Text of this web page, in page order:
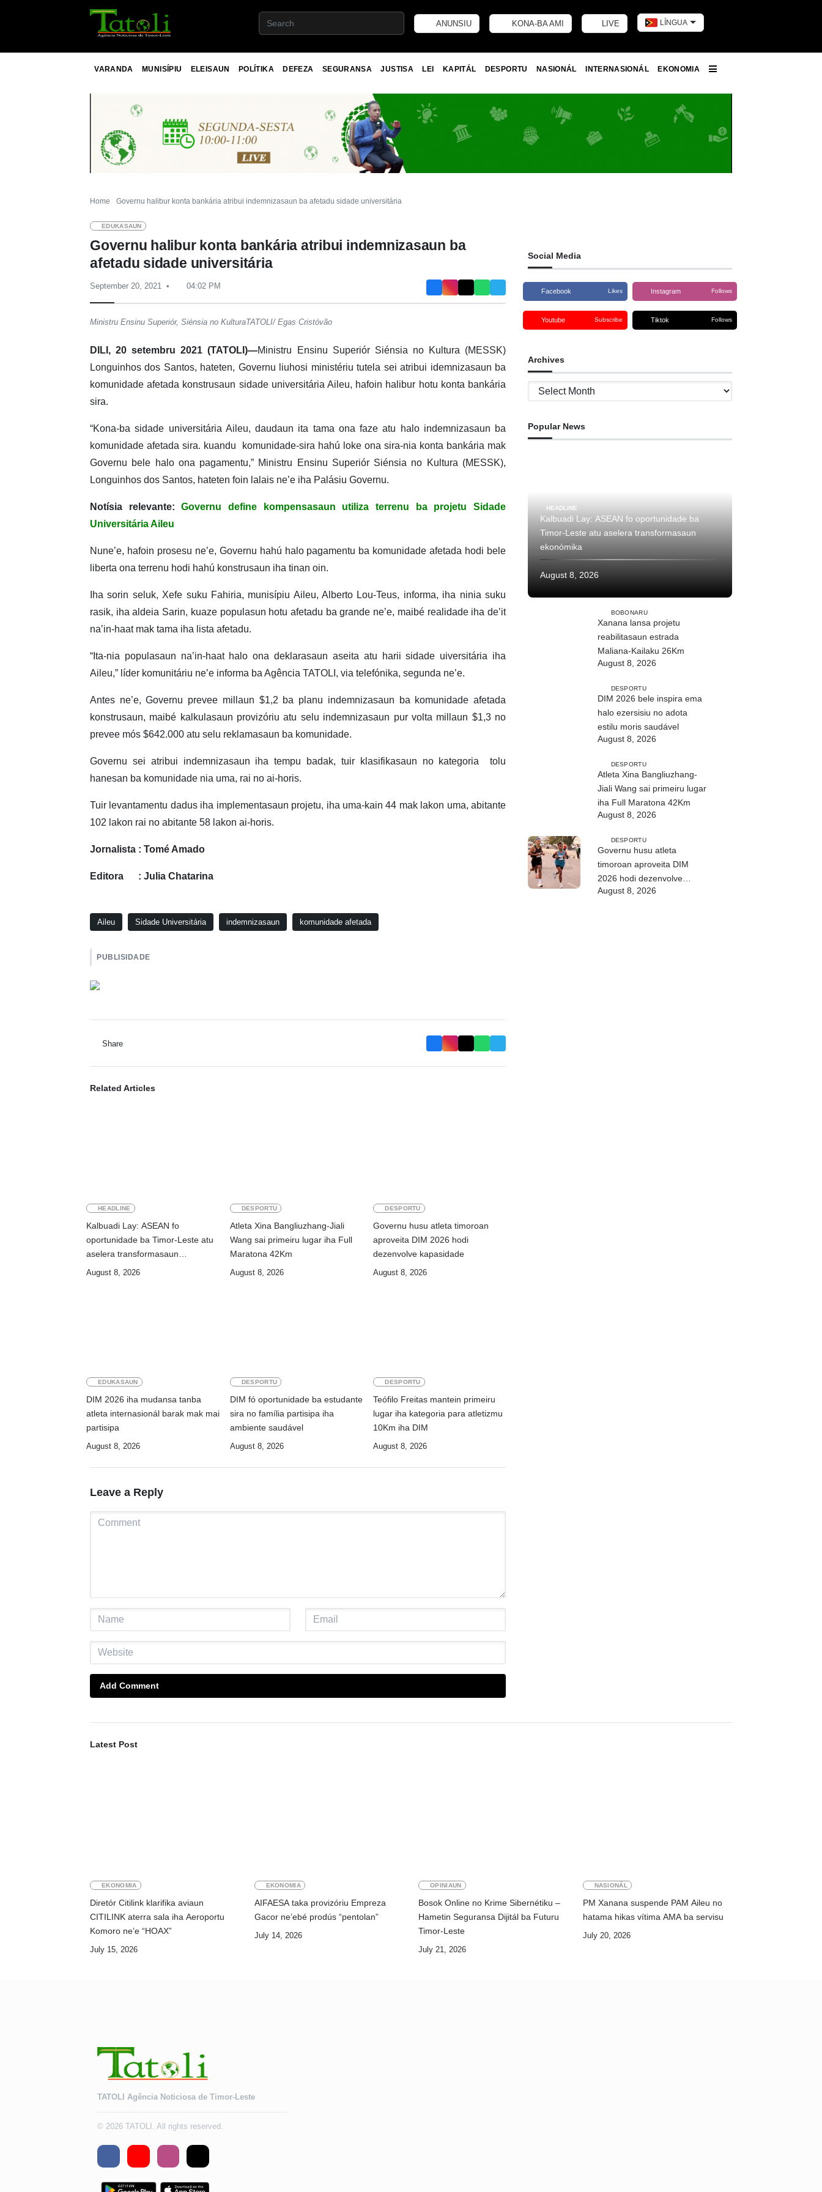
ANUNSIU KONA-BA AMI LIVE LÍNGUA
VARANDA MUNISÍPIU ELEISAUN POLÍTIKA DEFEZA SEGURANSA JUSTISA LEI KAPITÁL DESPORTU NASIONÁL INTERNASIONÁL
EKONOMIA
Home Governu halibur konta bankária atribui indemnizasaun ba afetadu sidade universitária
EDUKASAUN
Governu halibur konta bankária atribui indemnizasaun ba
afetadu sidade universitária
September 20, 2021 04:02 PM
Ministru Ensinu Superiór, Siénsia no KulturaTATOLI/ Egas Cristóvão
DILI, 20 setembru 2021 (TATOLI)—Ministru Ensinu Superiór Siénsia no Kultura (MESSK)
Longuinhos dos Santos, hateten, Governu liuhosi ministériu tutela sei atribui idemnizasaun ba
komunidade afetada konstrusaun sidade universitária Aileu, hafoin halibur hotu konta bankária
sira.
“Kona-ba sidade universitária Aileu, daudaun ita tama ona faze atu halo indemnizasaun ba
komunidade afetada sira. kuandu komunidade-sira hahú loke ona sira-nia konta bankária mak
Governu bele halo ona pagamentu,” Ministru Ensinu Superiór Siénsia no Kultura (MESSK),
Longuinhos dos Santos, hateten foin lalais ne’e iha Palásiu Governu.
Notísia relevante:Governu define kompensasaun utiliza terrenu ba projetu Sidade
Universitária Aileu
Nune’e, hafoin prosesu ne’e, Governu hahú halo pagamentu ba komunidade afetada hodi bele
liberta ona terrenu hodi hahú konstrusaun iha tinan oin.
Iha sorin seluk, Xefe suku Fahiria, munisípiu Aileu, Alberto Lou-Teus, informa, iha ninia suku
rasik, iha aldeia Sarin, kuaze populasun hotu afetadu ba grande ne’e, maibé realidade iha de’it
na’in-haat mak tama iha lista afetadu.
“Ita-nia populasaun na’in-haat halo ona deklarasaun aseita atu harii sidade uiversitária iha
Aileu,” líder komunitáriu ne’e informa ba Agência TATOLI, via telefónika, segunda ne’e.
Antes ne’e, Governu prevee millaun $1,2 ba planu indemnizasaun ba komunidade afetada
konstrusaun, maibé kalkulasaun provizóriu atu selu indemnizasaun pur volta millaun $1,3 no
prevee mós $642.000 atu selu reklamasaun ba komunidade.
Governu sei atribui indemnizasaun iha tempu badak, tuir klasifikasaun no kategoria tolu
hanesan ba komunidade nia uma, rai no ai-horis.
Tuir levantamentu dadus iha implementasaun projetu, iha uma-kain 44 mak lakon uma, abitante
102 lakon rai no abitante 58 lakon ai-horis.
Jornalista : Tomé Amado
Editora : Julia Chatarina
Aileu Sidade Universitária indemnizasaun komunidade afetada
PUBLISIDADE
Share
Related Articles
HEADLINE
Kalbuadi Lay: ASEAN fo
oportunidade ba Timor-Leste atu
aselera transformasaun
ekonómika
August 8, 2026
DESPORTU
Atleta Xina Bangliuzhang-Jiali
Wang sai primeiru lugar iha Full
Maratona 42Km
August 8, 2026
DESPORTU
Governu husu atleta timoroan
aproveita DIM 2026 hodi
dezenvolve kapasidade
August 8, 2026
EDUKASAUN
DIM 2026 iha mudansa tanba
atleta internasionál barak mak mai
partisipa
August 8, 2026
DESPORTU
DIM fó oportunidade ba estudante
sira no família partisipa iha
ambiente saudável
August 8, 2026
DESPORTU
Teófilo Freitas mantein primeiru
lugar iha kategoria para atletizmu
10Km iha DIM
August 8, 2026
Leave a Reply
Add Comment
Social Media
Facebook Likes Instagram Follows
Youtube Subscribe Tiktok Follows
Archives
Archives
Popular News
HEADLINE
Kalbuadi Lay: ASEAN fo oportunidade ba
Timor-Leste atu aselera transformasaun
ekonómika
August 8, 2026
BOBONARU
Xanana lansa projetu
reabilitasaun estrada
Maliana-Kailaku 26Km
August 8, 2026
DESPORTU
DIM 2026 bele inspira ema
halo ezersisiu no adota
estilu moris saudável
August 8, 2026
DESPORTU
Atleta Xina Bangliuzhang-
Jiali Wang sai primeiru lugar
iha Full Maratona 42Km
August 8, 2026
DESPORTU
Governu husu atleta
timoroan aproveita DIM
2026 hodi dezenvolve
kapasidade
August 8, 2026
Latest Post
EKONOMIA
Diretór Citilink klarifika aviaun
CITILINK aterra sala iha Aeroportu
Komoro ne’e “HOAX”
July 15, 2026
EKONOMIA
AIFAESA taka provizóriu Empreza
Gacor ne’ebé prodús “pentolan”
July 14, 2026
OPINIAUN
Bosok Online no Krime Sibernétiku –
Hametin Seguransa Dijitál ba Futuru
Timor-Leste
July 21, 2026
NASIONÁL
PM Xanana suspende PAM Aileu no
hatama hikas vítima AMA ba servisu
July 20, 2026
TATOLI Agência Noticiosa de Timor-Leste
© 2026 TATOLI. All rights reserved.